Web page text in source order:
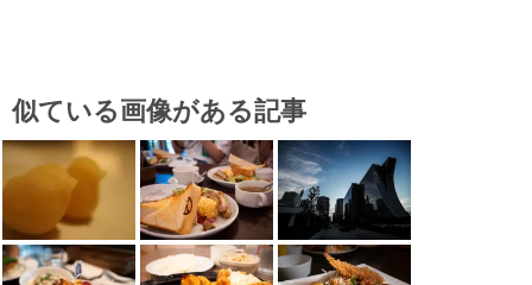
似ている画像がある記事